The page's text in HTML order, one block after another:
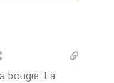
bougie. La